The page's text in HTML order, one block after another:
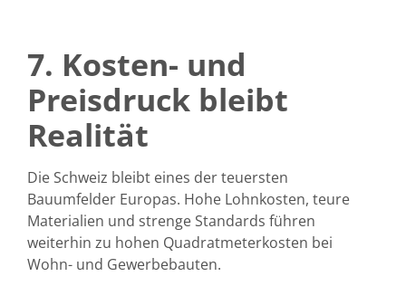
7. Kosten- und
Preisdruck bleibt
Realität
Die Schweiz bleibt eines der teuersten
Bauumfelder Europas. Hohe Lohnkosten, teure
Materialien und strenge Standards führen
weiterhin zu hohen Quadratmeterkosten bei
Wohn- und Gewerbebauten.